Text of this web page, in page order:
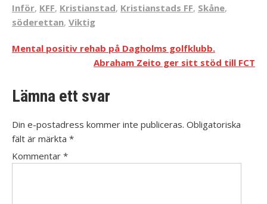
Inför, KFF, Kristianstad, Kristianstads FF, Skåne,
söderettan, Viktig
Mental positiv rehab på Dagholms golfklubb.
Abraham Zeito ger sitt stöd till FCT
Lämna ett svar
Din e-postadress kommer inte publiceras. Obligatoriska
fält är märkta *
Kommentar *